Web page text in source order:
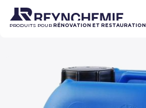
PRODUITS POUR RÉNOVATION ET RESTAURATION